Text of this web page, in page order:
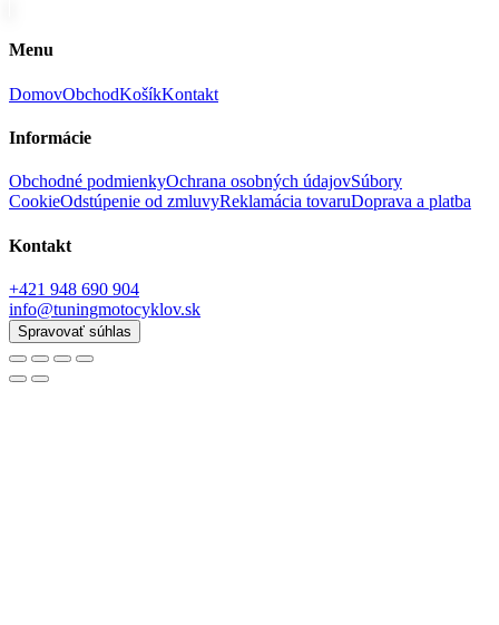
Menu
DomovObchodKošíkKontakt
Informácie
Obchodné podmienkyOchrana osobných údajovSúbory
CookieOdstúpenie od zmluvyReklamácia tovaruDoprava a platba
Kontakt
+421 948 690 904
info@tuningmotocyklov.sk
Spravovať súhlas